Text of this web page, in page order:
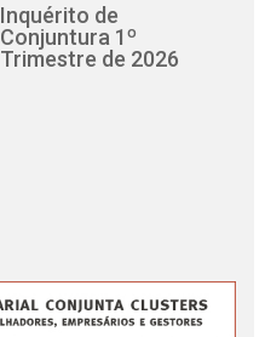
Inquérito de
Conjuntura 1º
Trimestre de 2026